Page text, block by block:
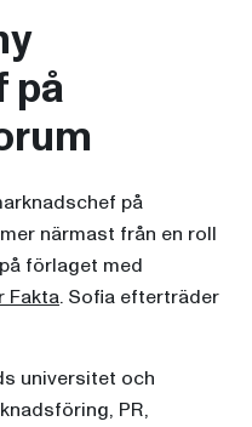
på
på
närmast från en roll
förlaget med
Fakta. Sofia efterträder
universitet och
PR,